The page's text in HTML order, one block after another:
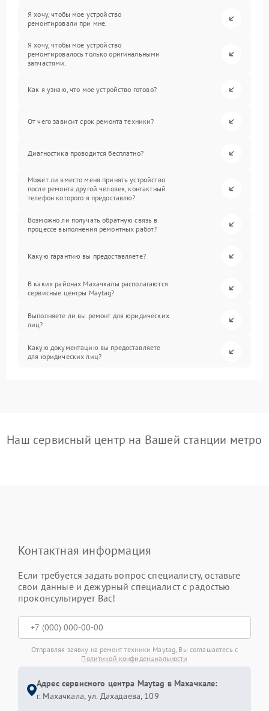
Я хочу, чтобы мое устройство
ремонтировали при мне.
Я хочу, чтобы мое устройство
ремонтировалось только оригинальными
запчастями.
Как я узнаю, что мое устройство готово?
От чего зависит срок ремонта техники?
Диагностика проводится бесплатно?
Может ли вместо меня принять устройство
после ремонта другой человек, контактный
телефон которого я предоставлю?
Возможно ли получать обратную связь в
процессе выполнения ремонтных работ?
Какую гарантию вы предоставляете?
В каких районах Махачкалы располагаются
сервисные центры Maytag?
Выполняете ли вы ремонт для юридических
лиц?
Какую документацию вы предоставляете
для юридических лиц?
Наш сервисный центр на Вашей станции метро
Контактная информация
Если требуется задать вопрос специалисту, оставьте
свои данные и дежурный специалист с радостью
проконсультирует Вас!
Отправляя заявку на ремонт техники Maytag, Вы соглашаетесь с
Политикой конфиденциальности
Адрес сервисного центра Maytag в Махачкале:
г. Махачкала, ул. Дахадаева, 109